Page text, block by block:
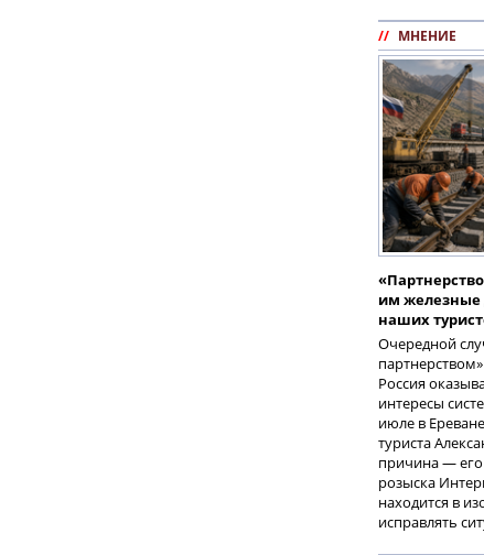
// МНЕНИЕ
им железные
наших
Очередной
Россия
интересы
июле в
туриста
причина — его
розыска
находится в
исправлять